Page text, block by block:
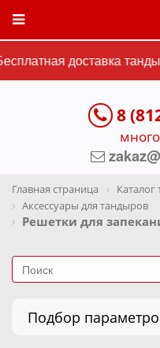
доставка
8
Главная страница Каталог
Аксессуары для тандыров
Решетки для
Подбор